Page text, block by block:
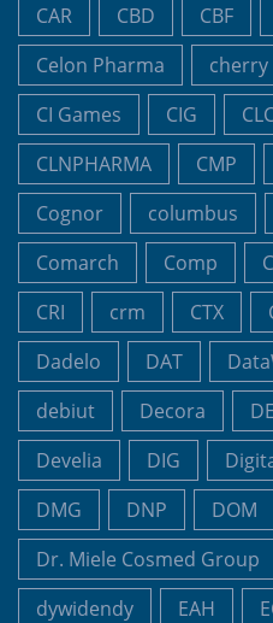
CAR
CBD CBF
Celon Pharma
cherry
CI Games
CIG
CLNPHARMA
CMP
Cognor
columbus
Comarch
Comp
CRI
crm CTX
Dadelo
DAT
debiut
Decora
Develia
DIG
DMG
DNP DOM
Dr. Miele Cosmed Group
dywidendy
EAH